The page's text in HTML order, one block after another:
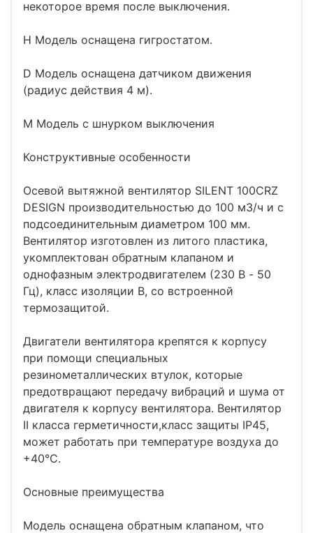
некоторое время после выключения.
H Модель оснащена гигростатом.
D Модель оснащена датчиком движения
(радиус действия 4 м).
М Модель с шнурком выключения
Конструктивные особенности
Осевой вытяжной вентилятор SILENT 100CRZ
DESIGN производительностью до 100 м3/ч и с
подсоединительным диаметром 100 мм.
Вентилятор изготовлен из литого пластика,
укомплектован обратным клапаном и
однофазным электродвигателем (230 В - 50
Гц), класс изоляции B, со встроенной
термозащитой.
Двигатели вентилятора крепятся к корпусу
при помощи специальных
резинометаллических втулок, которые
предотвращают передачу вибраций и шума от
двигателя к корпусу вентилятора. Вентилятор
II класса герметичности,класс защиты IP45,
может работать при температуре воздуха до
+40°C.
Основные преимущества
Модель оснащена обратным клапаном, что